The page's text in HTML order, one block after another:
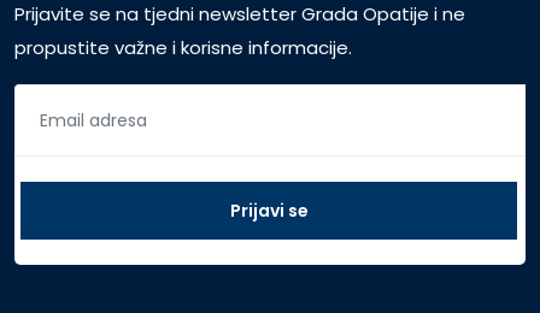
Prijavite se na tjedni newsletter Grada Opatije i ne
propustite važne i korisne informacije.